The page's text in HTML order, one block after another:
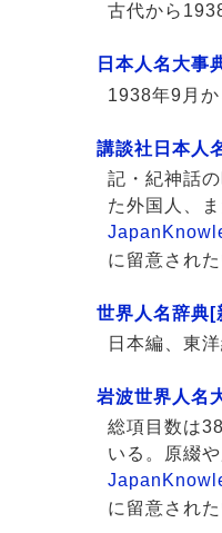
古代から
日本人名大事
1938年9月
講談社日本人
記・紀神話
た外国人、
に留意された
世界人名辞典
日本編、東
岩波世界人名
総項目数は
いる。原綴
に留意された